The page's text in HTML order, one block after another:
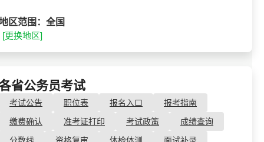
缴费确认
准考证打印
成绩查询
分数线
资格复审
面试补录
教师资格/教师编制
国企/银行考试
区范围：全国
[更换地区]
省公务员考试- 热点
考试公告 职位表 报名入口
报考指南
缴费确认
准考证打印 考试政策
成绩查询
分数线
资格复审 体检体测
面试补录